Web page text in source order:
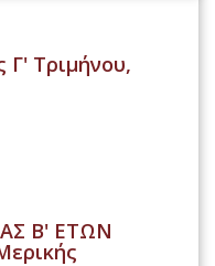
Γ' Τριμήνου,
Β' ΕΤΩΝ